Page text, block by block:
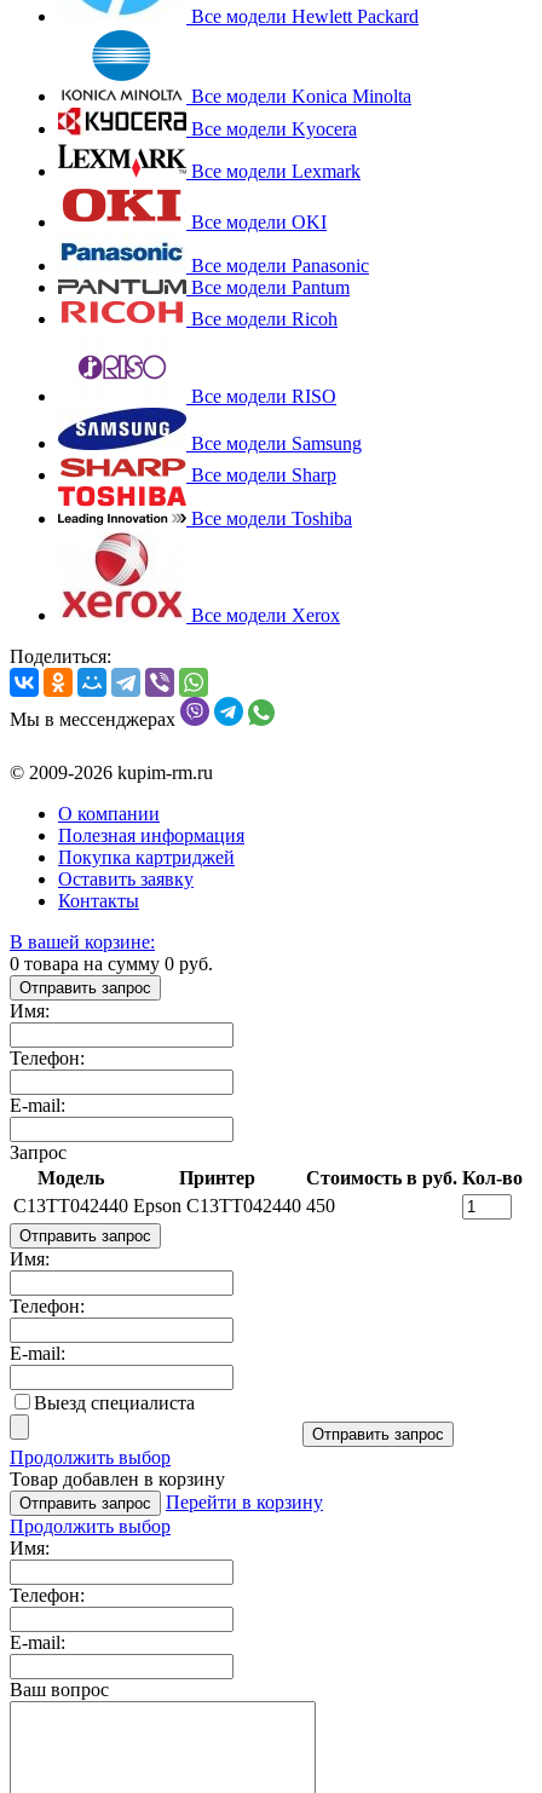
Все модели Hewlett Packard
Все модели Konica Minolta
Все модели Kyocera
Все модели Lexmark
Все модели OKI
Все модели Panasonic
Все модели Pantum
Все модели Ricoh
Все модели RISO
Все модели Samsung
Все модели Sharp
Все модели Toshiba
Все модели Xerox
Поделиться:
Мы в мессенджерах
© 2009-2026 kupim-rm.ru
О компании
Полезная информация
Покупка картриджей
Оставить заявку
Контакты
В вашей корзине:
0 товара на сумму 0 руб.
Отправить запрос
Имя:
Телефон:
E-mail:
Запрос
Модель
Принтер Стоимость в руб. Кол-во
C13TT042440 Epson C13TT042440 450
Отправить запрос
Имя:
Телефон:
E-mail:
Выезд специалиста
Отправить запрос
Продолжить выбор
Товар добавлен в корзину
Отправить запрос
Перейти в корзину
Продолжить выбор
Имя:
Телефон:
E-mail:
Ваш вопрос